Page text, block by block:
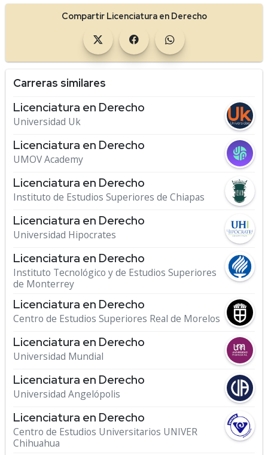
Compartir Licenciatura en Derecho
Carreras similares
Licenciatura en Derecho
Universidad Uk
Licenciatura en Derecho
UMOV Academy
Licenciatura en Derecho
Instituto de Estudios Superiores de Chiapas
Licenciatura en Derecho
Universidad Hipocrates
Licenciatura en Derecho
Instituto Tecnológico y de Estudios Superiores
de Monterrey
Licenciatura en Derecho
Centro de Estudios Superiores Real de Morelos
Licenciatura en Derecho
Universidad Mundial
Licenciatura en Derecho
Universidad Angelópolis
Licenciatura en Derecho
Centro de Estudios Universitarios UNIVER
Chihuahua